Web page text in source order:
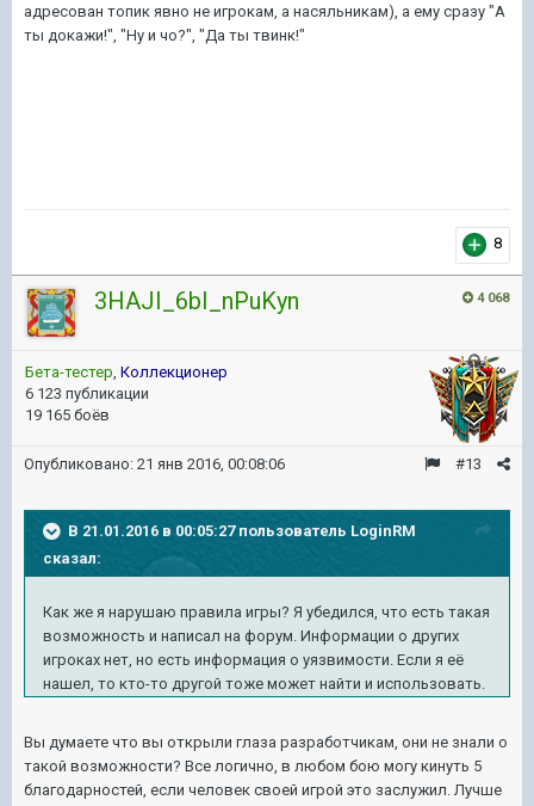
адресован топик явно не игрокам, а насяльникам), а ему сразу "А
ты докажи!", "Ну и чо?", "Да ты твинк!"
8
4 068
3HAJI_6bI_nPuKyn
Бета-тестер Коллекционер
6 123 публикации
19 165 боёв
#13
Опубликовано: 21 янв 2016, 00:08:06
В 21.01.2016 в 00:05:27 пользователь LoginRM
сказал:
Как же я нарушаю правила игры? Я убедился, что есть такая
возможность и написал на форум. Информации о других
игроках нет, но есть информация о уязвимости. Если я её
нашел, то кто-то другой тоже может найти и использовать.
Вы думаете что вы открыли глаза разработчикам, они не знали о
такой возможности? Все логично, в любом бою могу кинуть 5
благодарностей, если человек своей игрой это заслужил. Лучше